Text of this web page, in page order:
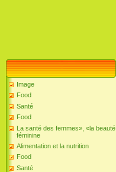
Image
Food
Santé
Food
La santé des femmes», «la beauté
féminine
Alimentation et la nutrition
Food
Santé